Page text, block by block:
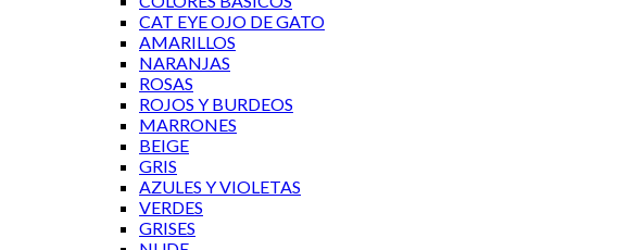
CAT EYE OJO DE GATO
AMARILLOS
NARANJAS
ROSAS
ROJOS Y BURDEOS
MARRONES
BEIGE
GRIS
AZULES Y VIOLETAS
VERDES
GRISES